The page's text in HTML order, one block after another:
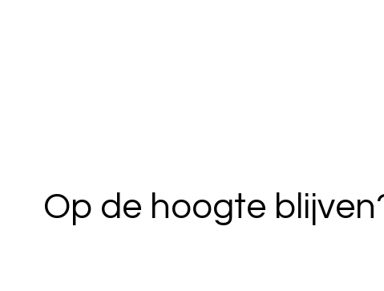
Op de hoogte